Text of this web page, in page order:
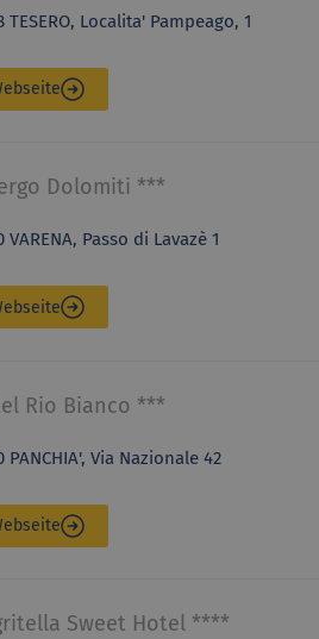
TESERO, Localita' Pampeago, 1
Dolomiti ***
VARENA, Passo di Lavazè 1
Rio Bianco ***
PANCHIA', Via Nazionale 42
Sweet Hotel ****